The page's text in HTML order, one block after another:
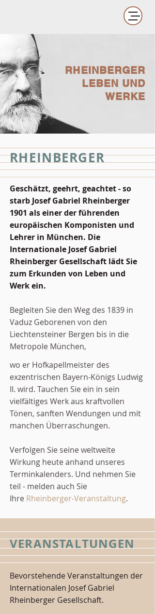
RHEINBERGER
LEBEN UND
WERKE
RHEINBERGER
Geschätzt, geehrt, geachtet - so
starb Josef Gabriel Rheinberger
1901 als einer der führenden
europäischen Komponisten und
Lehrer in München. Die
Internationale Josef Gabriel
Rheinberger Gesellschaft lädt Sie
zum Erkunden von Leben und
Werk ein.
Begleiten Sie den Weg des 1839 in
Vaduz Geborenen von den
Liechtensteiner Bergen bis in die
Metropole München,
wo er Hofkapellmeister des
exzentrischen Bayern-Königs Ludwig
II. wird. Tauchen Sie ein in sein
vielfältiges Werk aus kraftvollen
Tönen, sanften Wendungen und mit
manchen Überraschungen.
Verfolgen Sie seine weltweite
Wirkung heute anhand unseres
Terminkalenders. Und nehmen Sie
teil - melden auch Sie
Ihre Rheinberger-Veranstaltung.
VERANSTALTUNGEN
Bevorstehende Veranstaltungen der
Internationalen Josef Gabriel
Rheinberger Gesellschaft.